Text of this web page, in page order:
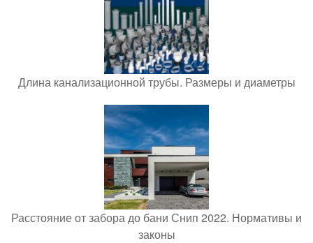
Длина канализационной трубы. Размеры и диаметры
Расстояние от забора до бани Снип 2022. Нормативы и
законы